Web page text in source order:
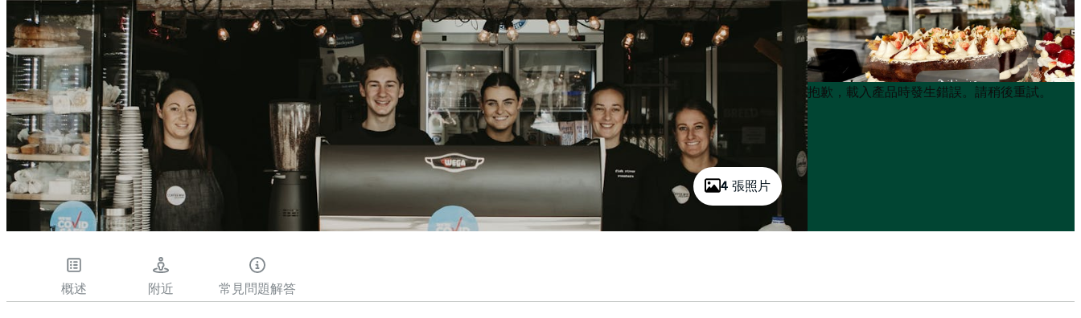
4 張照片
Product
List
Product
List
抱歉，載入產品時發生錯誤。請稍後重試。
概述 附近 常見問題解答